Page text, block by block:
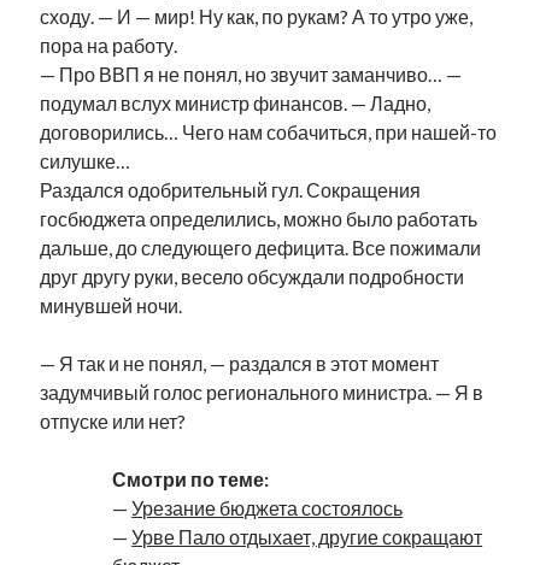
сходу. — И — мир! Ну как, по рукам? А то утро уже,
пора на работу.
— Про ВВП я не понял, но звучит заманчиво… —
подумал вслух министр финансов. — Ладно,
договорились… Чего нам собачиться, при нашей-то
силушке…
Раздался одобрительный гул. Сокращения
госбюджета определились, можно было работать
дальше, до следующего дефицита. Все пожимали
друг другу руки, весело обсуждали подробности
минувшей ночи.
— Я так и не понял, — раздался в этот момент
задумчивый голос регионального министра. — Я в
отпуске или нет?
Смотри по теме:
—Урезание бюджета состоялось
—Урве Пало отдыхает, другие сокращают